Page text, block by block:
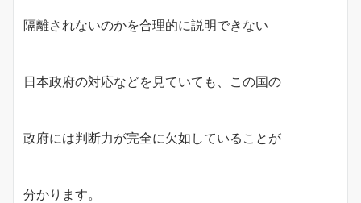
隔離されないのかを合理的に説明できない
日本政府の対応などを見ていても、この国の
政府には判断力が完全に欠如していることが
分かります。